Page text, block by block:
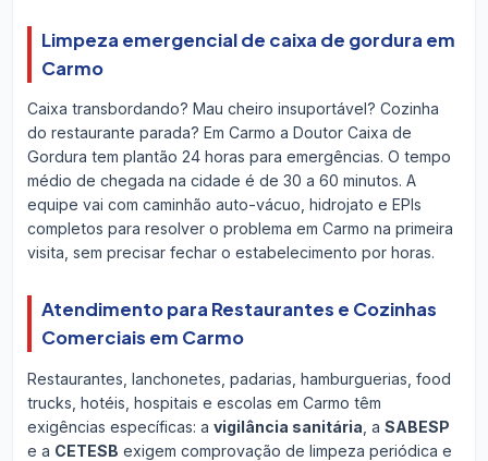
Limpeza emergencial de caixa de gordura em
Carmo
Caixa transbordando? Mau cheiro insuportável? Cozinha
do restaurante parada? Em Carmo a Doutor Caixa de
Gordura tem plantão 24 horas para emergências. O tempo
médio de chegada na cidade é de 30 a 60 minutos. A
equipe vai com caminhão auto-vácuo, hidrojato e EPIs
completos para resolver o problema em Carmo na primeira
visita, sem precisar fechar o estabelecimento por horas.
Atendimento para Restaurantes e Cozinhas
Comerciais em Carmo
Restaurantes, lanchonetes, padarias, hamburguerias, food
trucks, hotéis, hospitais e escolas em Carmo têm
exigências específicas: a vigilância sanitária , a SABESP
e a CETESB exigem comprovação de limpeza periódica e